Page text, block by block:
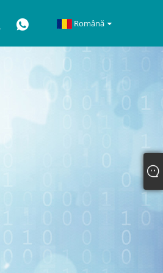
Română